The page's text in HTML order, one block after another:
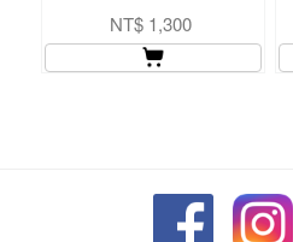
NT$ 1,300